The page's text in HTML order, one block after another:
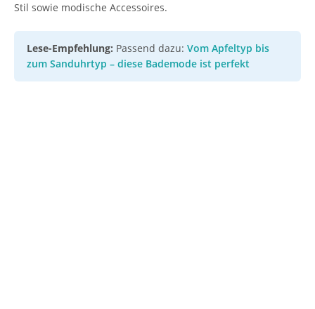
Stil sowie modische Accessoires.
Lese-Empfehlung: Passend dazu: Vom Apfeltyp bis
zum Sanduhrtyp – diese Bademode ist perfekt